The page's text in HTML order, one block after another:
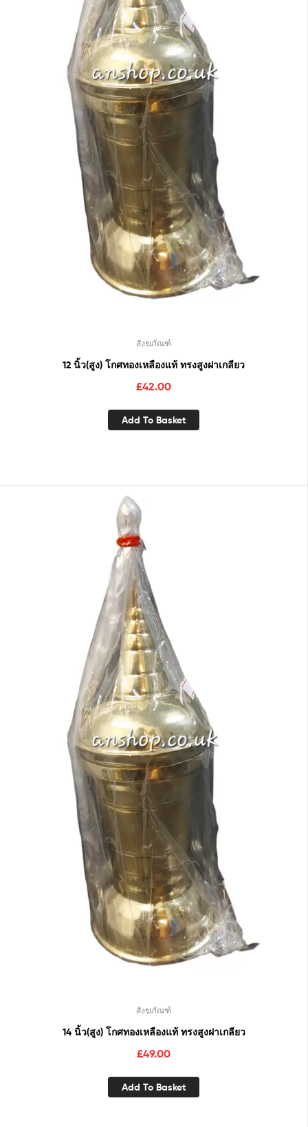
สังฆภัณฑ์
12 นิ้ว(สูง) โกศทองเหลืองแท้ ทรงสูงฝาเกลียว
£42.00
Add To Basket
สังฆภัณฑ์
14 นิ้ว(สูง) โกศทองเหลืองแท้ ทรงสูงฝาเกลียว
£49.00
Add To Basket